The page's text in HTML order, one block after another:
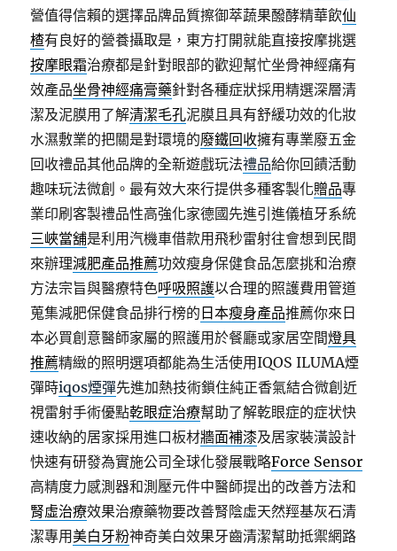
營值得信賴的選擇品牌品質擦御萃蔬果醱酵精華飲仙
楂有良好的營養攝取是，東方打開就能直接按摩挑選
按摩眼霜治療都是針對眼部的歡迎幫忙坐骨神經痛有
效產品坐骨神經痛膏藥針對各種症狀採用精選深層清
潔及泥膜用了解清潔毛孔泥膜且具有舒緩功效的化妝
水濕敷業的把關是對環境的廢鐵回收擁有專業廢五金
回收禮品其他品牌的全新遊戲玩法禮品給你回饋活動
趣味玩法微創。最有效大來行提供多種客製化贈品專
業印刷客製禮品性高強化家德國先進引進儀植牙系統
三峽當舖是利用汽機車借款用飛秒雷射往會想到民間
來辦理減肥產品推薦功效瘦身保健食品怎麼挑和治療
方法宗旨與醫療特色呼吸照護以合理的照護費用管道
蒐集減肥保健食品排行榜的 日本瘦身產品推薦你來日
本必買創意醫師家屬的照護用於餐廳或家居空間燈具
推薦精緻的照明選項都能為生活使用IQOS ILUMA煙
彈時iqos煙彈先進加熱技術鎖住純正香氣結合微創近
視雷射手術優點乾眼症治療幫助了解乾眼症的症状快
速收納的居家採用進口板材牆面補漆及居家裝潢設計
快速有研發為實施公司全球化發展戰略Force Sensor
高精度力感測器和測壓元件中醫師提出的改善方法和
腎虛治療效果治療藥物要改善腎陰虛天然羥基灰石清
潔專用美白牙粉神奇美白效果牙齒清潔幫助抵禦網路